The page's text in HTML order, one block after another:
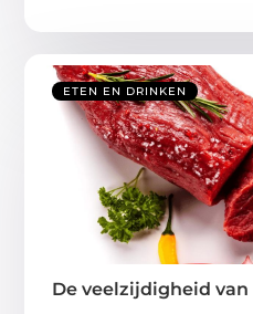
ETEN EN DRINKEN
De veelzijdigheid